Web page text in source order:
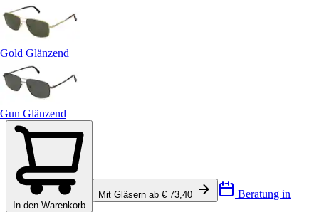
Gold Glänzend
Gun Glänzend
In den Warenkorb
Mit Gläsern ab € 73,40 Beratung in